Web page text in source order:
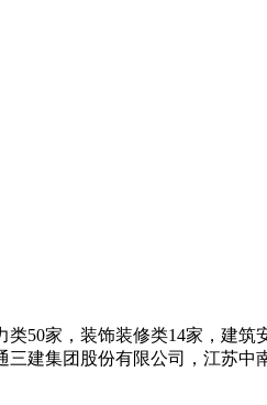
50家，装饰装修类14家，建
建集团股份有限公司，江苏